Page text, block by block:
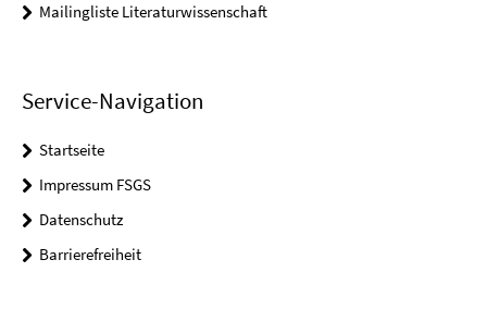
Mailingliste Literaturwissenschaft
Service-Navigation
Startseite
Impressum FSGS
Datenschutz
Barrierefreiheit